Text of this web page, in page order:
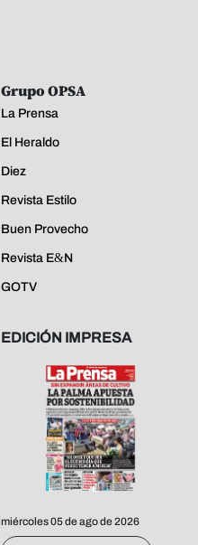
Grupo OPSA
La Prensa
El Heraldo
Diez
Revista Estilo
Buen Provecho
Revista E&N
GOTV
EDICIÓN IMPRESA
miércoles 05 de ago de 2026